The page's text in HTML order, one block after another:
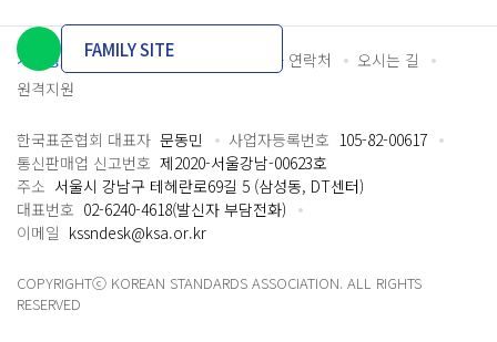
개인정보처리방침 이용약관 담당자 연락처
오시는 길
원격지원
FAMILY SITE
한국표준협회 대표자 문동민 사업자등록번호 105-82-00617
통신판매업 신고번호 제2020-서울강남-00623호
주소 서울시 강남구 테헤란로69길 5 (삼성동, DT센터)
대표번호 02-6240-4618(발신자 부담전화)
이메일 kssndesk@ksa.or.kr
COPYRIGHTⓒ KOREAN STANDARDS ASSOCIATION. ALL RIGHTS
RESERVED